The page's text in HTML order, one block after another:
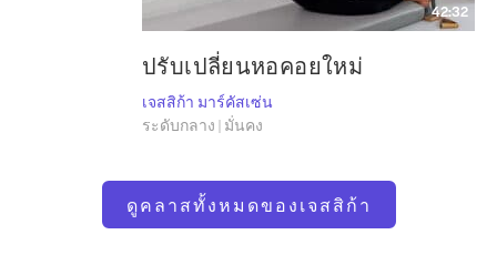
42:32
ปรับเปลี่ยนหอคอยใหม่
เจสสิก้า มาร์คัสเซ่น
ระดับกลาง | มั่นคง
ดูคลาสทั้งหมดของเจสสิก้า